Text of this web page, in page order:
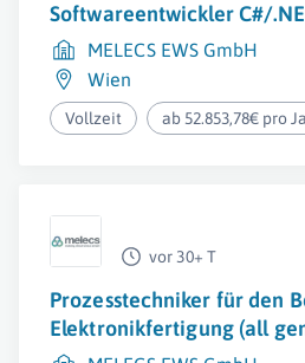
Softwareentwickler C#/
MELECS EWS GmbH
Wien
Vollzeit ab 52.853,78€ pro
vor 30+ T
Prozesstechniker für den
Elektronikfertigung (all